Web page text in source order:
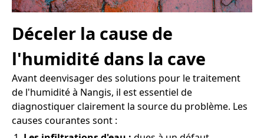
Déceler la cause de
l'humidité dans la cave
Avant deenvisager des solutions pour le traitement
de l'humidité à Nangis, il est essentiel de
diagnostiquer clairement la source du problème. Les
causes courantes sont :